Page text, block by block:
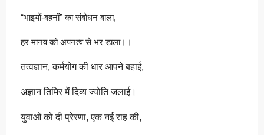
“भाइयों-बहनों” का संबोधन बाला,
हर मानव को अपनत्व से भर डाला।।
तत्वज्ञान, कर्मयोग की धार आपने बहाई,
अज्ञान तिमिर में दिव्य ज्योति जलाई।
युवाओं को दी प्रेरणा, एक नई राह की,